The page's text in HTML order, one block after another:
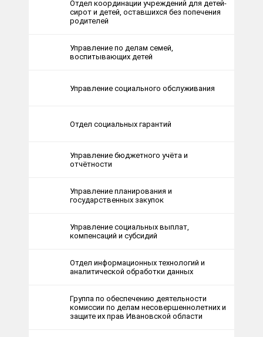
Отдел координации учреждений для детей-
сирот и детей, оставшихся без попечения
родителей
Управление по делам семей,
воспитывающих детей
Управление социального обслуживания
Отдел социальных гарантий
Управление бюджетного учёта и
отчётности
Управление планирования и
государственных закупок
Управление социальных выплат,
компенсаций и субсидий
Отдел информационных технологий и
аналитической обработки данных
Группа по обеспечению деятельности
комиссии по делам несовершеннолетних и
защите их прав Ивановской области